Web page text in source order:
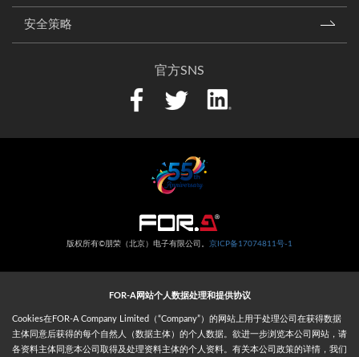
FOR-A网站个人数据处理和提供协议
Cookies在FOR-A Company Limited（“Company”）的网站上用于处理公司在获得数据
主体同意后获得的每个自然人（数据主体）的个人数据。欲进一步浏览本公司网站，请
各资料主体同意本公司取得及处理资料主体的个人资料。有关本公司政策的详情，我们
安全策略
官方SNS
版权所有©朋荣（北京）电子有限公司。 京ICP备17074811号-1